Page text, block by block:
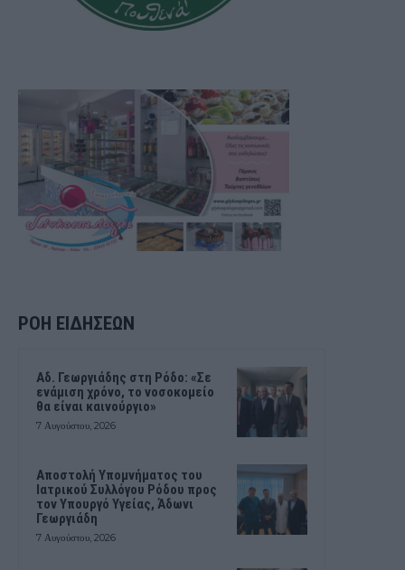
ΡΟΗ ΕΙΔΗΣΕΩΝ
Αδ. Γεωργιάδης στη Ρόδο: «Σε
ενάμιση χρόνο, το νοσοκομείο
θα είναι καινούργιο»
7 Αυγούστου, 2026
Αποστολή Υπομνήματος του
Ιατρικού Συλλόγου Ρόδου προς
τον Υπουργό Υγείας, Άδωνι
Γεωργιάδη
7 Αυγούστου, 2026